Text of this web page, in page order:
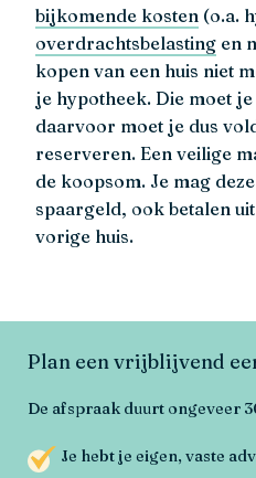
bijkomende kosten (o.a.
overdrachtsbelasting en
kopen van een huis niet
je hypotheek. Die moet
daarvoor moet je dus
reserveren. Een veilige
de koopsom. Je mag
spaargeld, ook betalen
vorige huis.
Plan een vrijblijvend
De afspraak duurt ongeveer
Je hebt je eigen, vaste